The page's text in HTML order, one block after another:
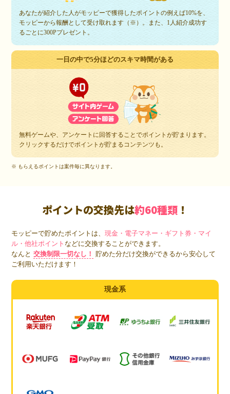
あなたが紹介した人がモッピーで獲得したポイントの例えば10%を、
モッピーから報酬として受け取れます（※）。また、1人紹介成功す
るごとに300Pプレゼント。
一日の中で5分ほどのスキマ時間がある
無料ゲームや、アンケートに回答することでポイントが貯まります。
クリックするだけでポイントが貯まるコンテンツも。
※ もらえるポイントは案件毎に異なります。
ポイントの交換先は約60種類 ！
モッピーで貯めたポイントは、現金・電子マネー・ギフト券・マイ
ル・他社ポイントなどに交換することができます。
なんと 交換制限一切なし！
貯めた分だけ交換ができるから安心して
ご利用いただけます！
現金系